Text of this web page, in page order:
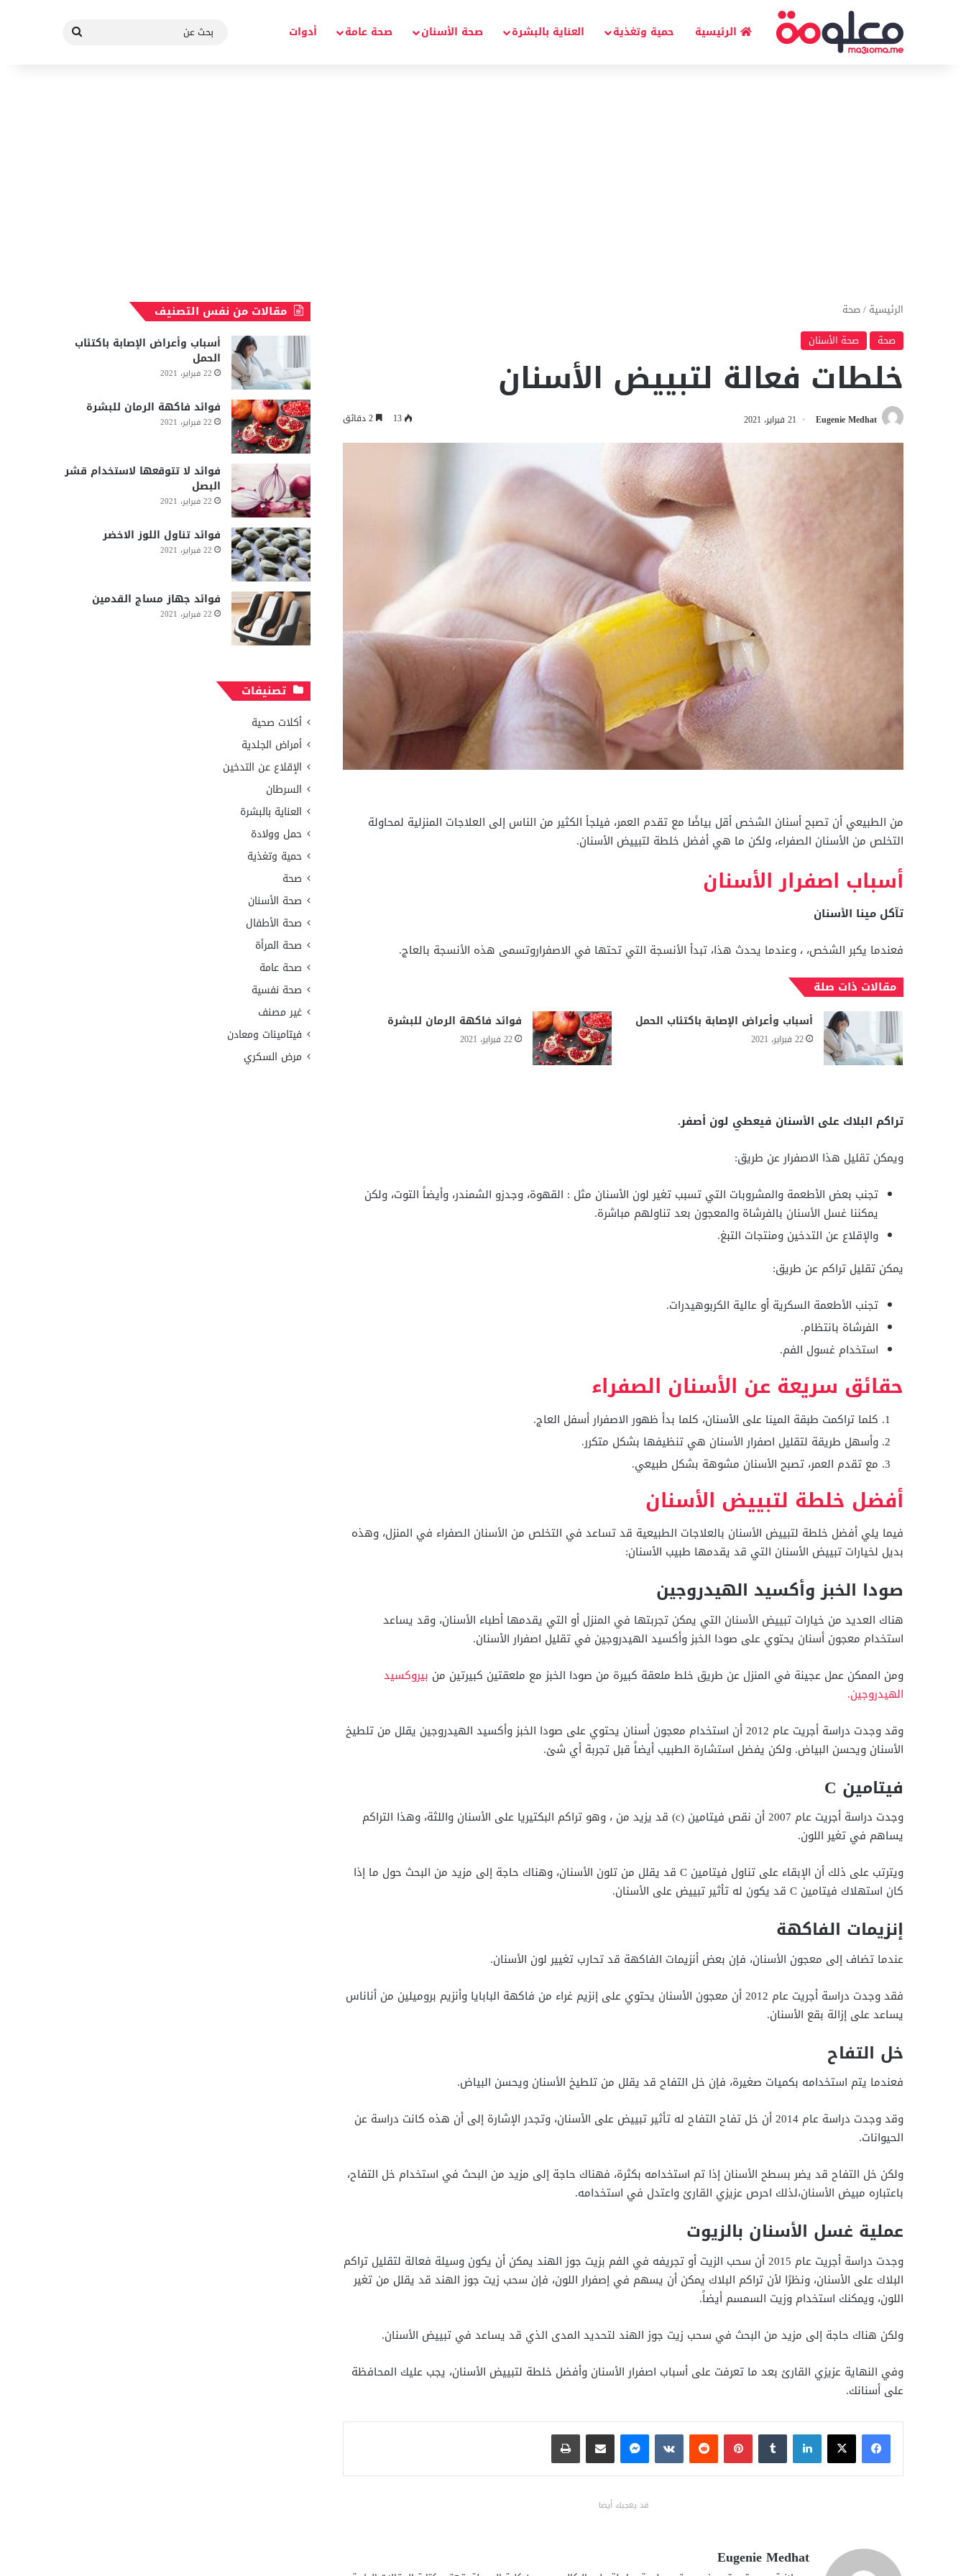
الرئيسية حمية وتغذية العناية بالبشرة صحة الأسنان صحة عامة أدوات
بحث
الرئيسية /صحة
صحة
صحة الأسنان
خلطات فعالة لتبييض الأسنان
Eugenie Medhat 21 فبراير، 2021 13
من الطبيعي أن تصبح أسنان الشخص أقل بياضًا مع تقدم العمر، فيلجأ الكثير من الناس إلى العلاجات المنزلية لمحاولة
التخلص من الأسنان الصفراء، ولكن ما هي أفضل خلطة لتبييض الأسنان.
أسباب اصفرار الأسنان
تآكل مينا الأسنان
فعندما يكبر الشخص، ، وعندما يحدث هذا، تبدأ الأنسجة التي تحتها في الاصفراروتسمى هذه الأنسجة بالعاج.
مقالات ذات صلة
أسباب وأعراض الإصابة باكتئاب الحمل
22 فبراير، 2021
فوائد فاكهة الرمان للبشرة
22 فبراير، 2021
تراكم البلاك على الأسنان فيعطي لون أصفر.
ويمكن تقليل هذا الاصفرار عن طريق:
تجنب بعض الأطعمة والمشروبات التي تسبب تغير لون الأسنان مثل : القهوة، وجدزو الشمندر، وأيضاً التوت، ولكن
يمكننا غسل الأسنان بالفرشاة والمعجون بعد تناولهم مباشرة.
والإقلاع عن التدخين ومنتجات التبغ.
يمكن تقليل تراكم عن طريق:
تجنب الأطعمة السكرية أو عالية الكربوهيدرات.
الفرشاة بانتظام.
استخدام غسول الفم.
حقائق سريعة عن الأسنان الصفراء
كلما تراكمت طبقة المينا على الأسنان، كلما بدأ ظهور الاصفرار أسفل العاج.
وأسهل طريقة لتقليل اصفرار الأسنان هي تنظيفها بشكل متكرر.
مع تقدم العمر، تصبح الأسنان مشوهة بشكل طبيعي.
أفضل خلطة لتبييض الأسنان
فيما يلي أفضل خلطة لتبييض الأسنان بالعلاجات الطبيعية قد تساعد في التخلص من الأسنان الصفراء في المنزل، وهذه
بديل لخيارات تبييض الأسنان التي قد يقدمها طبيب الأسنان:
صودا الخبز وأكسيد الهيدروجين
هناك العديد من خيارات تبييض الأسنان التي يمكن تجربتها في المنزل أو التي يقدمها أطباء الأسنان، وقد يساعد
استخدام معجون أسنان يحتوي على صودا الخبز وأكسيد الهيدروجين في تقليل اصفرار الأسنان.
ومن الممكن عمل عجينة في المنزل عن طريق خلط ملعقة كبيرة من صودا الخبز مع ملعقتين كبيرتين من بيروكسيد
الهيدروجين.
وقد وجدت دراسة أجريت عام 2012 أن استخدام معجون أسنان يحتوي على صودا الخبز وأكسيد الهيدروجين يقلل من تلطيخ
الأسنان ويحسن البياض. ولكن يفضل استشارة الطبيب أيضاً قبل تجربة أي شئ.
فيتامين C
وجدت دراسة أجريت عام 2007 أن نقص فيتامين (c) قد يزيد من ، وهو تراكم البكتيريا على الأسنان واللثة، وهذا التراكم
يساهم في تغير اللون.
ويترتب على ذلك أن الإبقاء على تناول فيتامين C قد يقلل من تلون الأسنان، وهناك حاجة إلى مزيد من البحث حول ما إذا
كان استهلاك فيتامين C قد يكون له تأثير تبييض على الأسنان.
إنزيمات الفاكهة
عندما تضاف إلى معجون الأسنان، فإن بعض أنزيمات الفاكهة قد تحارب تغيير لون الأسنان.
فقد وجدت دراسة أجريت عام 2012 أن معجون الأسنان يحتوي على إنزيم غراء من فاكهة البابايا وأنزيم بروميلين من أناناس
يساعد على إزالة بقع الأسنان.
خل التفاح
فعندما يتم استخدامه بكميات صغيرة، فإن خل التفاح قد يقلل من تلطيخ الأسنان ويحسن البياض.
وقد وجدت دراسة عام 2014 أن خل تفاح التفاح له تأثير تبييض على الأسنان، وتجدر الإشارة إلى أن هذه كانت دراسة عن
الحيوانات.
ولكن خل التفاح قد يضر بسطح الأسنان إذا تم استخدامه بكثرة، فهناك حاجة إلى مزيد من البحث في استخدام خل التفاح،
باعتباره مبيض الأسنان،لذلك احرص عزيزي القارئ واعتدل في استخدامه.
عملية غسل الأسنان بالزيوت
وجدت دراسة أجريت عام 2015 أن سحب الزيت أو تجريفه في الفم بزيت جوز الهند يمكن أن يكون وسيلة فعالة لتقليل تراكم
البلاك على الأسنان، ونظرًا لأن تراكم البلاك يمكن أن يسهم في إصفرار اللون، فإن سحب زيت جوز الهند قد يقلل من تغير
اللون، ويمكنك استخدام وزيت السمسم أيضاً.
ولكن هناك حاجة إلى مزيد من البحث في سحب زيت جوز الهند لتحديد المدى الذي قد يساعد في تبييض الأسنان.
وفي النهاية عزيزي القارئ بعد ما تعرفت على أسباب اصفرار الأسنان وأفضل خلطة لتبييض الأسنان، يجب عليك المحافظة
على أسنانك.
فيسبوكX لينكدإن بينتيريست ماسنجر مشاركة عبر البريد طباعة
قد يعجبك أيضا
Eugenie Medhat
مقالات من نفس التصنيف
أسباب وأعراض الإصابة باكتئاب
الحمل
22 فبراير، 2021
فوائد فاكهة الرمان للبشرة
22 فبراير، 2021
فوائد لا تتوقعها لاستخدام قشر
البصل
22 فبراير، 2021
فوائد تناول اللوز الاخضر
22 فبراير، 2021
فوائد جهاز مساج القدمين
22 فبراير، 2021
تصنيفات
أكلات صحية
أمراض الجلدية
الإقلاع عن التدخين
السرطان
العناية بالبشرة
حمل وولادة
حمية وتغذية
صحة
صحة الأسنان
صحة الأطفال
صحة المرأة
صحة عامة
صحة نفسية
غير مصنف
فيتامينات ومعادن
مرض السكري